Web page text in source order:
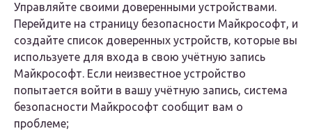
Управляйте своими доверенными устройствами.
Перейдите на страницу безопасности Майкрософт, и
создайте список доверенных устройств, которые вы
используете для входа в свою учётную запись
Майкрософт. Если неизвестное устройство
попытается войти в вашу учётную запись, система
безопасности Майкрософт сообщит вам о
проблеме;